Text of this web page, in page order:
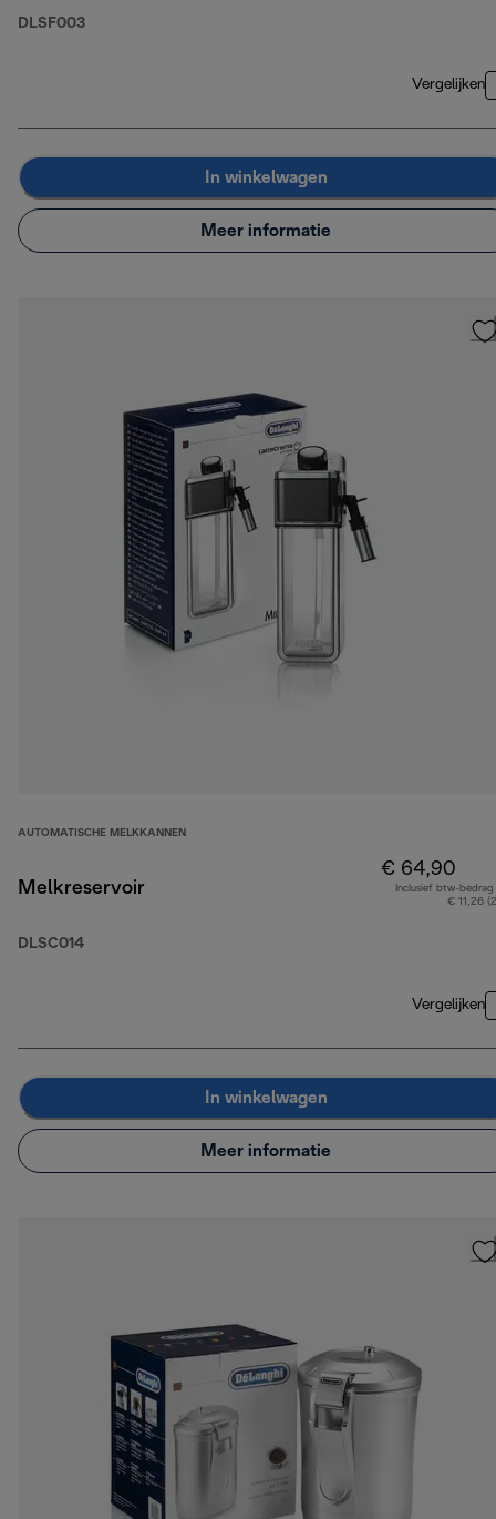
DLSF003
Vergelijken
In winkelwagen
Meer informatie
AUTOMATISCHE MELKKANNEN
Melkreservoir
DLSC014
€ 64,90
Inclusief btw-bedrag
€ 11,26
Vergelijken
In winkelwagen
Meer informatie